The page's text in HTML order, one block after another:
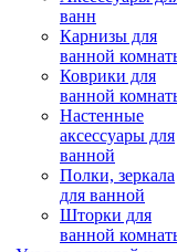
ванн
Карнизы для
ванной
Коврики для
ванной
Настенные
аксессуары для
ванной
Полки, зеркала
для ванной
Шторки для
ванной